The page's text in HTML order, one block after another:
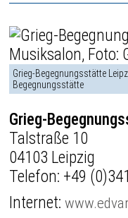
Grieg-Begegnungsstätte
Begegnungsstätte
Grieg-
Talstraße 10
04103 Leipzig
Telefon: +49
Internet: